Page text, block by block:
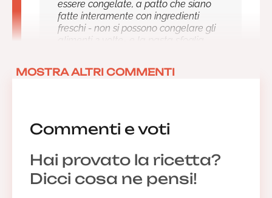
Commenti e voti
Hai provato la ricetta?
Dicci cosa ne pensi!
essere congelate, a patto che siano
fatte interamente con ingredienti
freschi - non si possono congelare gli
alimenti 2 volte- e la pasta sfoglia
una volta raffreddata fai delle
freezer è a meno 18 gradi. Scongela,
poi, le monoporzioni nel frigorifero e
parte superiore si scongela prima
penalizzandone la fragranza e,
soprattutto, creando la formazione di
MOSTRA ALTRI COMMENTI